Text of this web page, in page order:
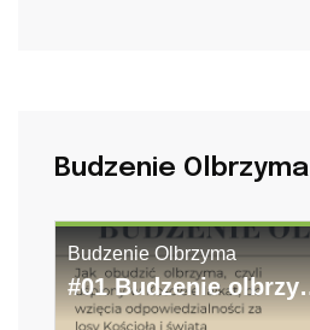
Budzenie Olbrzyma